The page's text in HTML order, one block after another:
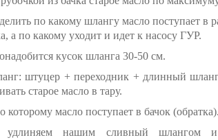
по какому шлангу масло поступает
а по какому уходит и идет к насосу ГУР.
кусок шланга 30-50 см.
штуцер + переходник + длинный
старое масло в тару.
масло поступает в бачок (обратка).
удлиняем нашим сливный шлангом и